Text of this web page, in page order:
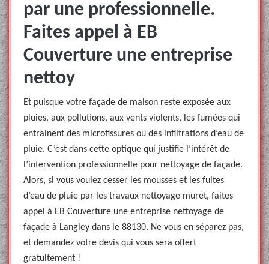
par une professionnelle.
Faites appel à EB
Couverture une entreprise
nettoy
Et puisque votre façade de maison reste exposée aux
pluies, aux pollutions, aux vents violents, les fumées qui
entrainent des microfissures ou des infiltrations d’eau de
pluie. C’est dans cette optique qui justifie l’intérêt de
l’intervention professionnelle pour nettoyage de façade.
Alors, si vous voulez cesser les mousses et les fuites
d’eau de pluie par les travaux nettoyage muret, faites
appel à EB Couverture une entreprise nettoyage de
façade à Langley dans le 88130. Ne vous en séparez pas,
et demandez votre devis qui vous sera offert
gratuitement !